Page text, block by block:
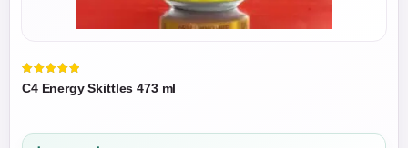
Valorado
en
C4 Energy Skittles 473 ml